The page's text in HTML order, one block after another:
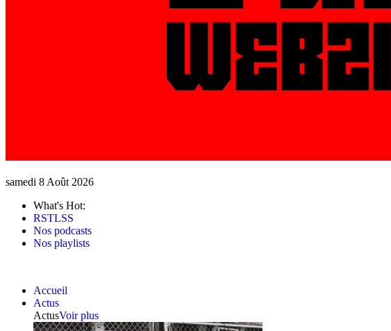
samedi 8 Août 2026
What's Hot:
RSTLSS
Nos podcasts
Nos playlists
Accueil
Actus
ActusVoir plus